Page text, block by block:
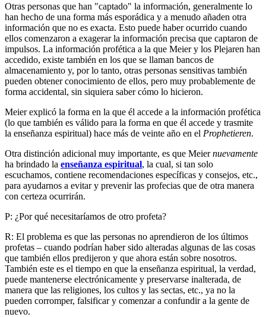
Otras personas que han "captado" la información, generalmente lo
han hecho de una forma más esporádica y a menudo añaden otra
información que no es exacta. Esto puede haber ocurrido cuando
ellos comenzaron a exagerar la información precisa que captaron de
impulsos. La información profética a la que Meier y los Plejaren han
accedido, existe también en los que se llaman bancos de
almacenamiento y, por lo tanto, otras personas sensitivas también
pueden obtener conocimiento de ellos, pero muy probablemente de
forma accidental, sin siquiera saber cómo lo hicieron.
Meier explicó la forma en la que él accede a la información profética
(lo que también es válido para la forma en que él accede y trasmite
la enseñanza espiritual) hace más de veinte año en el Prophetieren.
Otra distinción adicional muy importante, es que Meiernuevamente
ha brindado la enseñanza espiritual, la cual, si tan solo
escuchamos, contiene recomendaciones específicas y consejos, etc.,
para ayudarnos a evitar y prevenir las profecias que de otra manera
con certeza ocurrirán.
P: ¿Por qué necesitaríamos de otro profeta?
R: El problema es que las personas no aprendieron de los últimos
profetas – cuando podrían haber sido alteradas algunas de las cosas
que también ellos predijeron y que ahora están sobre nosotros.
También este es el tiempo en que la enseñanza espiritual, la verdad,
puede mantenerse electrónicamente y preservarse inalterada, de
manera que las religiones, los cultos y las sectas, etc., ya no la
pueden corromper, falsificar y comenzar a confundir a la gente de
nuevo.